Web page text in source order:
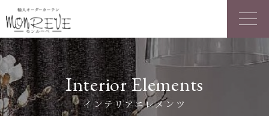
Interior Elements
インテリアエレメンツ